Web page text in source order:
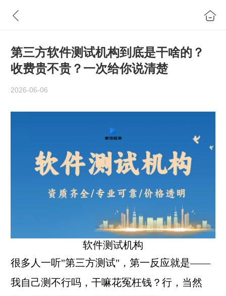
第三方软件测试机构到底是干啥的？
收费贵不贵？一次给你说清楚
2026-06-06
软件测试机构
很多人一听"第三方测试"，第一反应就是——
我自己测不行吗，干嘛花冤枉钱？行，当然